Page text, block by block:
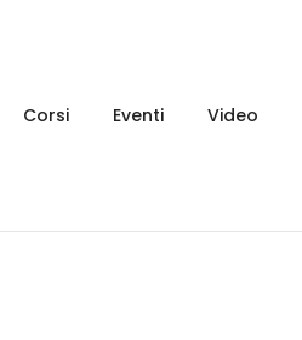
Corsi Eventi Video